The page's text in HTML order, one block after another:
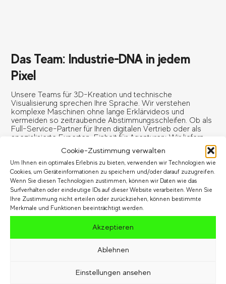
Cookie-Zustimmung verwalten
Um Ihnen ein optimales Erlebnis zu bieten, verwenden wir Technologien wie
Cookies, um Geräteinformationen zu speichern und/oder darauf zuzugreifen.
Wenn Sie diesen Technologien zustimmen, können wir Daten wie das
Surfverhalten oder eindeutige IDs auf dieser Website verarbeiten. Wenn Sie
Ihre Zustimmung nicht erteilen oder zurückziehen, können bestimmte
Merkmale und Funktionen beeinträchtigt werden.
Akzeptieren
Ablehnen
Einstellungen ansehen
Das Team: Industrie-DNA in jedem
Pixel
Unsere Teams für 3D-Kreation und technische
Visualisierung sprechen Ihre Sprache. Wir verstehen
komplexe Maschinen ohne lange Erklärvideos und
vermeiden so zeitraubende Abstimmungsschleifen. Ob als
Full-Service-Partner für Ihren digitalen Vertrieb oder als
spezialisierte Experten-Einheit für Agenturen: Wir liefern
die technologische Basis für Ihren Erfolg.